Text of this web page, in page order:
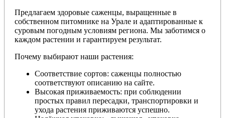
Предлагаем здоровые саженцы, выращенные в
собственном питомнике на Урале и адаптированные к
суровым погодным условиям региона. Мы заботимся о
каждом растении и гарантируем результат.
Почему выбирают наши растения:
Соответствие сортов: саженцы полностью
соответствуют описанию на сайте.
Высокая приживаемость: при соблюдении
простых правил пересадки, транспортировки и
ухода растения приживаются успешно.